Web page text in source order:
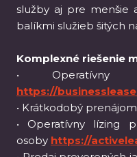
služby aj pre menšie
balíkmi služieb šitých
Komplexné riešenie
•
https://
• Krátkodobý prenájom
• Operatívny lízing
osoby https://